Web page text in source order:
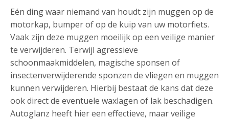
Eén ding waar niemand van houdt zijn muggen op de
motorkap, bumper of op de kuip van uw motorfiets.
Vaak zijn deze muggen moeilijk op een veilige manier
te verwijderen. Terwijl agressieve
schoonmaakmiddelen, magische sponsen of
insectenverwijderende sponzen de vliegen en muggen
kunnen verwijderen. Hierbij bestaat de kans dat deze
ook direct de eventuele waxlagen of lak beschadigen.
Autoglanz heeft hier een effectieve, maar veilige